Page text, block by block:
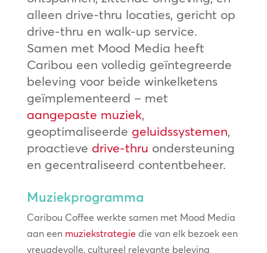
alleen drive-thru locaties, gericht op
drive-thru en walk-up service.
Samen met Mood Media heeft
Caribou een volledig geïntegreerde
beleving voor beide winkelketens
geïmplementeerd – met
aangepaste muziek,
geoptimaliseerde geluidssystemen,
proactieve drive-thru ondersteuning
en gecentraliseerd contentbeheer.
Muziekprogramma
Caribou Coffee werkte samen met Mood Media
aan een muziekstrategie die van elk bezoek een
vreugdevolle, cultureel relevante beleving